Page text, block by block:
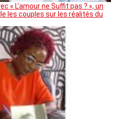
« L’amour ne Suffit pas ? », un
les couples sur les réalités du